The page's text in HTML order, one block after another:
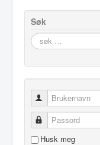
Søk
søk
…
Brukernavn
Passord
Husk meg